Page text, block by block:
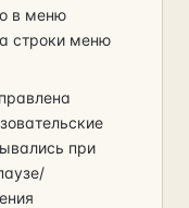
в меню
строки меню
при